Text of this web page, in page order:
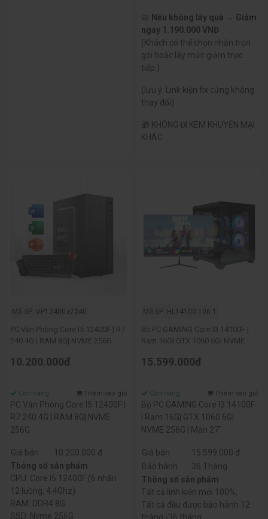
📛
Nếu không lấy quà → Giảm
ngay 1.190.000 VNĐ
(Khách có thể chọn nhận trọn
gói hoặc lấy mức giảm trực
tiếp.)
(lưu ý: Link kiện fix cứng không
thay đổi)
🎁 KHÔNG ĐI KÈM KHUYẾN MẠI
KHÁC
Mã SP: VP12400.r7240
PC Văn Phòng Core I5 12400F | R7
240 4G | RAM 8G| NVME 256G
10.200.000đ
Còn hàng Thêm vào giỏ
PC Văn Phòng Core I5 12400F |
R7 240 4G | RAM 8G| NVME
256G
Giá bán
10.200.000 đ
Thông số sản phẩm
CPU: Core I5 12400F (6 nhân
12 luồng, 4.4Ghz)
RAM: DDR4 8G
SSD: Nvme 256G
Mã SP: HL14100.106.1
Bộ PC GAMING Core I3 14100F |
Ram 16G| GTX 1060 6G| NVME
15.599.000đ
Còn hàng Thêm vào giỏ
Bộ PC GAMING Core I3 14100F
| Ram 16G| GTX 1060 6G|
NVME 256G | Màn 27"
Giá bán
15.599.000 đ
Bảo hành
36 Tháng
Thông số sản phẩm
Tất cả linh kiện mới 100%,
Tất cả đều được bảo hành 12